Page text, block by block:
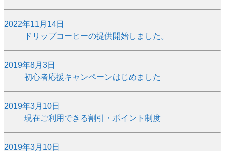
2022年11月14日
ドリップコーヒーの提供開始しました。
2019年8月3日
初心者応援キャンペーンはじめました
2019年3月10日
現在ご利用できる割引・ポイント制度
2019年3月10日